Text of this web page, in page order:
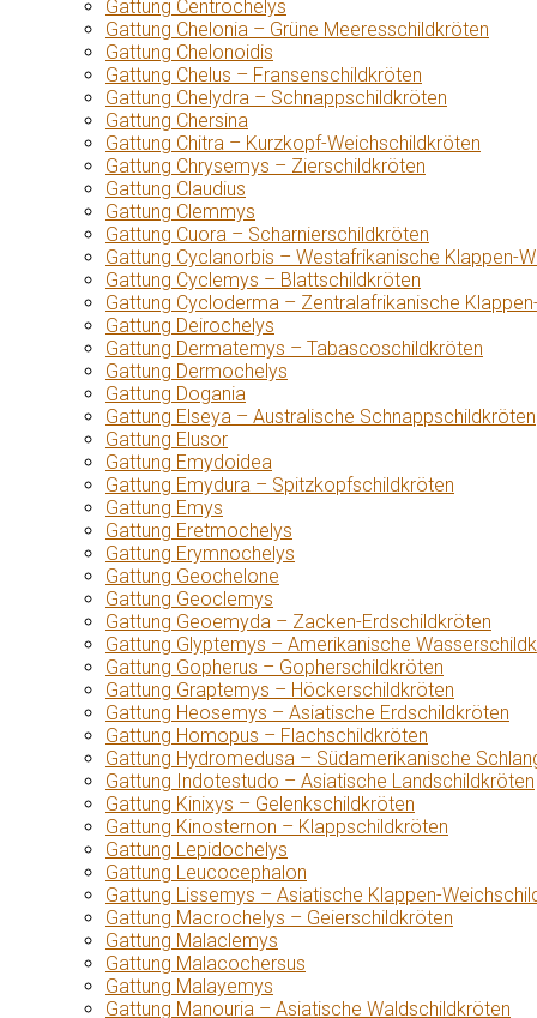
Gattung Centrochelys
Gattung Chelonia – Grüne Meeresschildkröten
Gattung Chelonoidis
Gattung Chelus – Fransenschildkröten
Gattung Chelydra – Schnappschildkröten
Gattung Chersina
Gattung Chitra – Kurzkopf-Weichschildkröten
Gattung Chrysemys – Zierschildkröten
Gattung Claudius
Gattung Clemmys
Gattung Cuora – Scharnierschildkröten
Gattung Cyclanorbis – Westafrikanische Klappen-
Gattung Cyclemys – Blattschildkröten
Gattung Cycloderma – Zentralafrikanische
Gattung Deirochelys
Gattung Dermatemys – Tabascoschildkröten
Gattung Dermochelys
Gattung Dogania
Gattung Elseya – Australische Schnappschildkröten
Gattung Elusor
Gattung Emydoidea
Gattung Emydura – Spitzkopfschildkröten
Gattung Emys
Gattung Eretmochelys
Gattung Erymnochelys
Gattung Geochelone
Gattung Geoclemys
Gattung Geoemyda – Zacken-Erdschildkröten
Gattung Glyptemys – Amerikanische
Gattung Gopherus – Gopherschildkröten
Gattung Graptemys – Höckerschildkröten
Gattung Heosemys – Asiatische Erdschildkröten
Gattung Homopus – Flachschildkröten
Gattung Hydromedusa – Südamerikanische
Gattung Indotestudo – Asiatische Landschildkröten
Gattung Kinixys – Gelenkschildkröten
Gattung Kinosternon – Klappschildkröten
Gattung Lepidochelys
Gattung Leucocephalon
Gattung Lissemys – Asiatische Klappen-
Gattung Macrochelys – Geierschildkröten
Gattung Malaclemys
Gattung Malacochersus
Gattung Malayemys
Gattung Manouria – Asiatische Waldschildkröten